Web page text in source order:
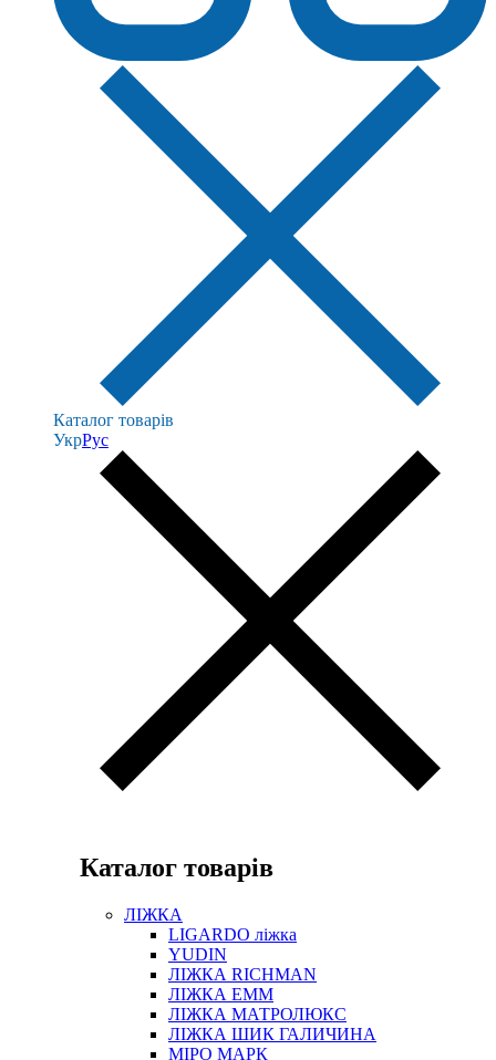
Каталог товарів
УкрРус
Каталог товарів
ЛІЖКА
LIGARDO ліжка
YUDIN
ЛІЖКА RICHMAN
ЛІЖКА ЕММ
ЛІЖКА МАТРОЛЮКС
ЛІЖКА ШИК ГАЛИЧИНА
МІРО МАРК